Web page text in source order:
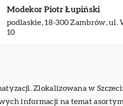
Modekor Piotr Łupiński
podlaskie, 18-300 Zambrów, ul.
10
Zlokalizowana w
informacji na temat